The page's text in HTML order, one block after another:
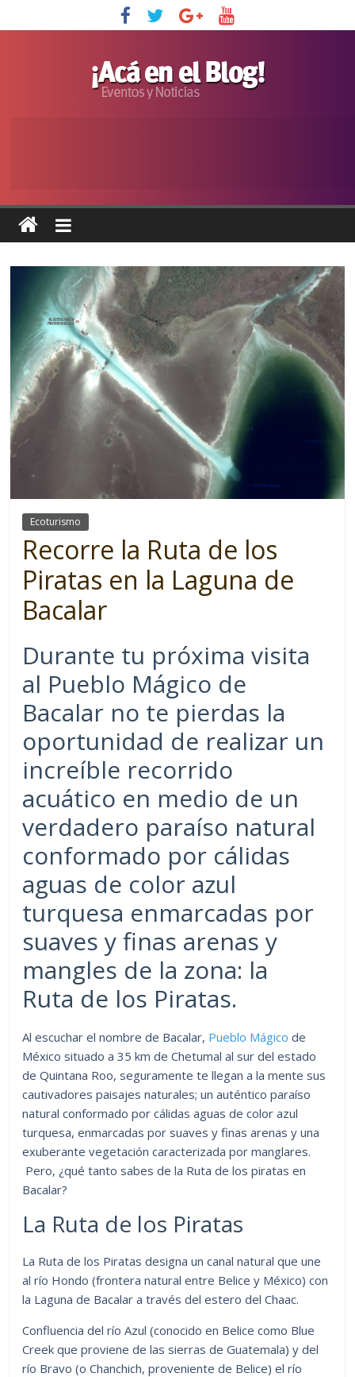
Ecoturismo
Recorre la Ruta de los
Piratas en la Laguna de
Bacalar
Durante tu próxima visita
al Pueblo Mágico de
Bacalar no te pierdas la
oportunidad de realizar un
increíble recorrido
acuático en medio de un
verdadero paraíso natural
conformado por cálidas
aguas de color azul
turquesa enmarcadas por
suaves y finas arenas y
mangles de la zona: la
Ruta de los Piratas.
Al escuchar el nombre de Bacalar, Pueblo Mágico de
México situado a 35 km de Chetumal al sur del estado
de Quintana Roo, seguramente te llegan a la mente sus
cautivadores paisajes naturales; un auténtico paraíso
natural conformado por cálidas aguas de color azul
turquesa, enmarcadas por suaves y finas arenas y una
exuberante vegetación caracterizada por manglares.
Pero, ¿qué tanto sabes de la Ruta de los piratas en
Bacalar?
La Ruta de los Piratas
La Ruta de los Piratas designa un canal natural que une
al río Hondo (frontera natural entre Belice y México) con
la Laguna de Bacalar a través del estero del Chaac.
Confluencia del río Azul (conocido en Belice como Blue
Creek que proviene de las sierras de Guatemala) y del
río Bravo (o Chanchich, proveniente de Belice) el río